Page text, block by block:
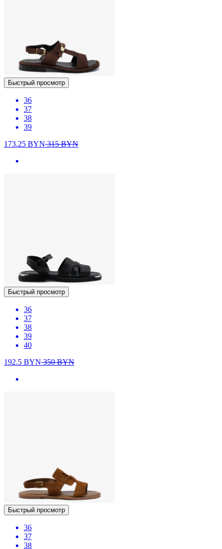
Быстрый просмотр
36
37
38
39
173.25 BYN315BYN
Быстрый просмотр
36
37
38
39
40
192.5 BYN350BYN
Быстрый просмотр
36
37
38